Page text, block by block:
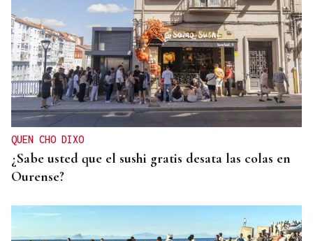
Las principales energéticas españolas arrancan
2026 con más beneficios y avanzan una nueva
ofensiva inversora
QUEN CHO DIXO
¿Sabe usted que el sushi gratis desata las colas en
Ourense?